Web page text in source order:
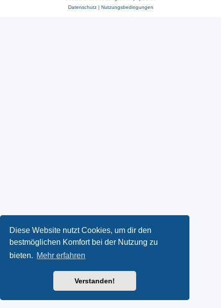
Diese Website nutzt Cookies, um dir den
bestmöglichen Komfort bei der Nutzung zu
bieten. Mehr erfahren
Verstanden!
Datenschutz| Nutzungsbedingungen